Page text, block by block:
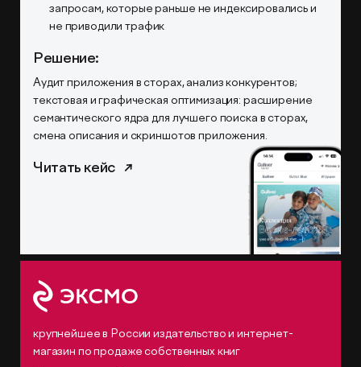
запросам, которые раньше не индексировались и
не приводили трафик
Решение:
Аудит приложения в сторах, анализ конкурентов;
текстовая и графическая оптимизация: расширение
семантического ядра для лучшего поиска в сторах,
смена описания и скриншотов приложения.
Читать кейс
крупнейшее в России издательство и интернет-
магазин по продаже собственных книг